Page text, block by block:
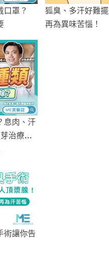
口罩？
狐臭、多汗好難
再為異味苦惱！
息肉、汗
治療方
術讓你告